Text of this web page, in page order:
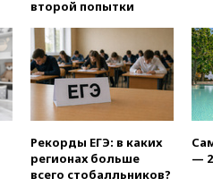
14:57
нанести
размере
14:49
критикой
дефицита
второй попытки
Рекорды ЕГЭ: в каких
регионах больше
всего стобалльников?
—